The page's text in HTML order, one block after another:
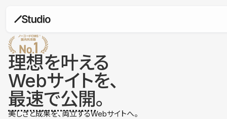
理想を叶える
Webサイトを、
最速で公開。
美しさと成果を、両立するWebサイトへ。